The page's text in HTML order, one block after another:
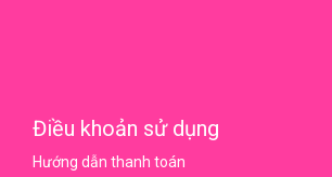
Điều khoản sử dụng
Hướng dẫn thanh toán